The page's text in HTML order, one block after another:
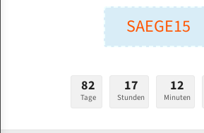
Länge (mm):
Stärken + Zahnteilung:
Bandmesser Glatt Meterware
Konvex Meterware
SAEGE15
82
Tage
17
Stunden
12
Minuten